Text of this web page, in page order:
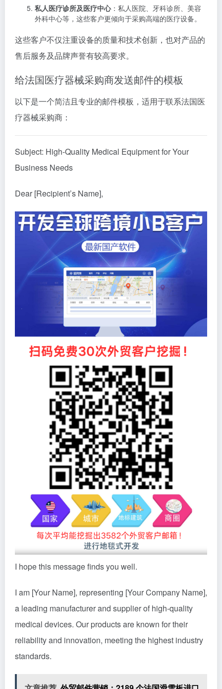
私人医疗诊所及医疗中心：私人医院、牙科诊所、美容
外科中心等，这些客户更倾向于采购高端的医疗设备。
这些客户不仅注重设备的质量和技术创新，也对产品的
售后服务及品牌声誉有较高要求。
给法国医疗器械采购商发送邮件的模板
以下是一个简洁且专业的邮件模板，适用于联系法国医
疗器械采购商：
Subject: High-Quality Medical Equipment for Your
Business Needs
Dear [Recipient’s Name],
I hope this message finds you well.
I am [Your Name], representing [Your Company Name],
a leading manufacturer and supplier of high-quality
medical devices. Our products are known for their
reliability and innovation, meeting the highest industry
standards.